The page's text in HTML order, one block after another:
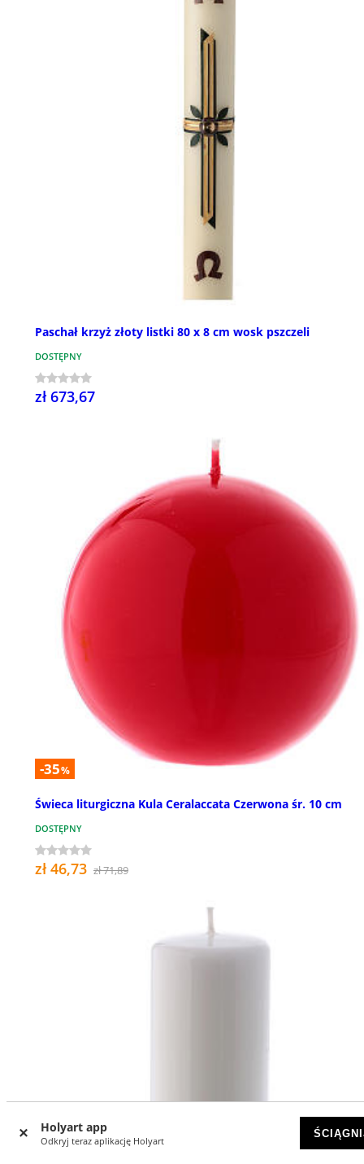
Holyart app
Odkryj teraz aplikację Holyart
Paschał krzyż złoty listki 80 x 8 cm wosk pszczeli
DOSTĘPNY
zł 673,67
-35%
Świeca liturgiczna Kula Ceralaccata Czerwona śr. 10 cm
DOSTĘPNY
zł 46,73 zł 71,89